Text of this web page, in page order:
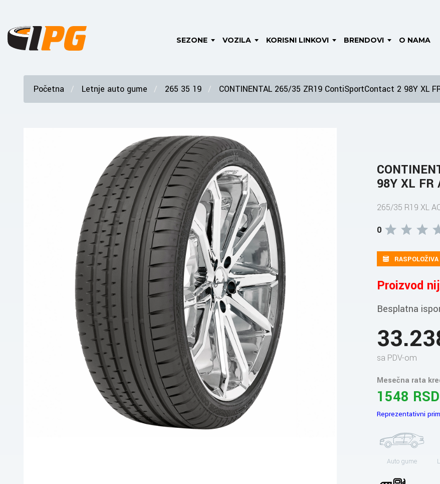
SEZONE VOZILA KORISNI LINKOVI BRENDOVI O NAMA
Početna Letnje auto gume 265 35 19 CONTINENTAL 265/35 ZR19 ContiSportContact 2 98Y XL
98Y XL FR
265/35 R19 XL
0
Proizvod
Besplatna
sa PDV-om
Mesečna rata
1548 RSD
Reprezentativni
Auto gume